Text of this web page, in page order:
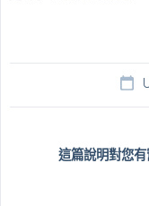
這篇說明對您有